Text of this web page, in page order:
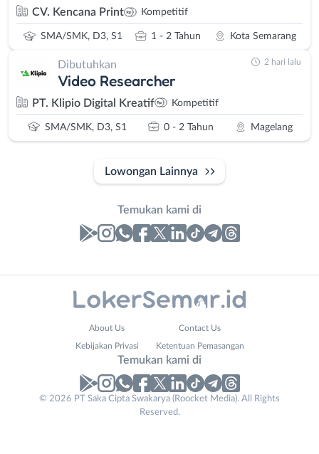
CV. Kencana Print Kompetitif
SMA/SMK, D3, S1 1 - 2 Tahun Kota Semarang
Dibutuhkan
Video Researcher
PT. Klipio Digital Kreatif Kompetitif
SMA/SMK, D3, S1 0 - 2 Tahun Magelang
2 hari lalu
Lowongan Lainnya
Temukan kami di
No. Telp /
About Us Contact Us
Kebijakan Privasi Ketentuan Pemasangan
Temukan kami di
© 2026 PT Saka Cipta Swakarya (Roocket Media). All Rights
Reserved.